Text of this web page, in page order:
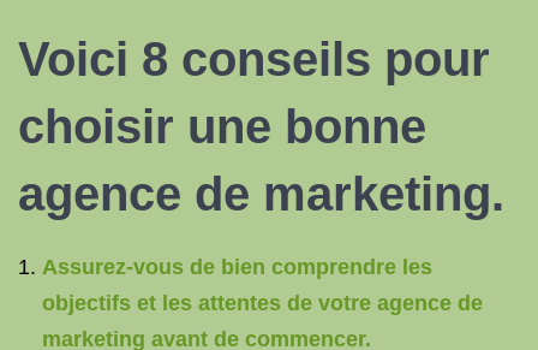
Voici 8 conseils pour
choisir une bonne
agence de marketing.
Assurez-vous de bien comprendre les
objectifs et les attentes de votre agence de
marketing avant de commencer.